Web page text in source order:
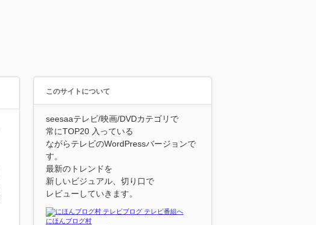
このサイトについて
seesaaテレビ/映画/DVDカテゴリで
常にTOP20 入っている
ながらテレビのWordPressバージョンで
す。
最新のトレンドを
新しいビジュアル、切り口で
レビューしていきます。
にほんブログ村